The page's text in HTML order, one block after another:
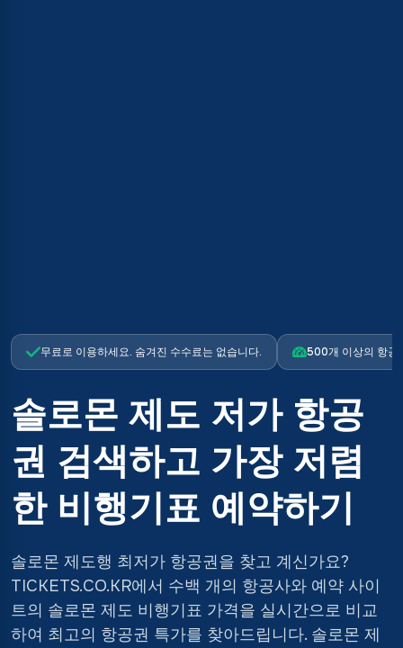
무료로 이용하세요. 숨겨진 수수료는 없습니다. 500개 이상의 항공
솔로몬 제도 저가 항공
권 검색하고 가장 저렴
한 비행기표 예약하기
솔로몬 제도행 최저가 항공권을 찾고 계신가요?
TICKETS.CO.KR에서 수백 개의 항공사와 예약 사이
트의 솔로몬 제도 비행기표 가격을 실시간으로 비교
하여 최고의 항공권 특가를 찾아드립니다. 솔로몬 제